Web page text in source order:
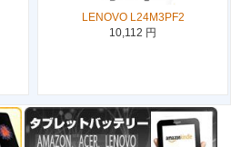
LENOVO L24M3PF2
10,112 円